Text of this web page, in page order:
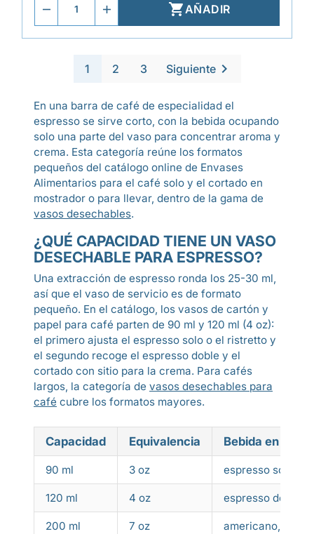
AÑADIR
1 2 3 Siguiente
En una barra de café de especialidad el
espresso se sirve corto, con la bebida ocupando
solo una parte del vaso para concentrar aroma y
crema. Esta categoría reúne los formatos
pequeños del catálogo online de Envases
Alimentarios para el café solo y el cortado en
mostrador o para llevar, dentro de la gama de
vasos desechables.
¿QUÉ CAPACIDAD TIENE UN VASO
DESECHABLE PARA ESPRESSO?
Una extracción de espresso ronda los 25-30 ml,
así que el vaso de servicio es de formato
pequeño. En el catálogo, los vasos de cartón y
papel para café parten de 90 ml y 120 ml (4 oz):
el primero ajusta el espresso solo o el ristretto y
el segundo recoge el espresso doble y el
cortado con sitio para la crema. Para cafés
largos, la categoría de vasos desechables para
café cubre los formatos mayores.
Capacidad Equivalencia Bebida en barra
90 ml 3 oz espresso solo,
120 ml 4 oz espresso doble,
200 ml 7 oz americano, café